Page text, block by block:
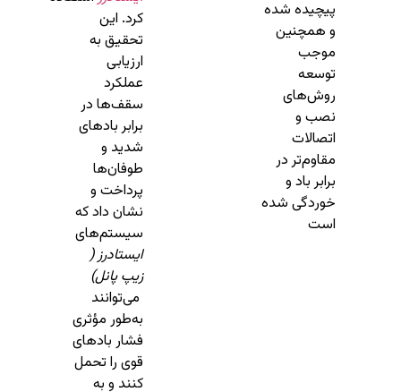
پیچیده شده
و همچنین
موجب
توسعه
روش‌های
نصب و
اتصالات
مقاوم‌تر در
برابر باد و
خوردگی شده
است
کرد. این
تحقیق به
ارزیابی
عملکرد
سقف‌ها در
برابر بادهای
شدید و
طوفان‌ها
پرداخت و
نشان داد که
سیستم‌های
ایستادرز (
زیپ پانل)
می‌توانند
به‌طور مؤثری
فشار بادهای
قوی را تحمل
کنند و به